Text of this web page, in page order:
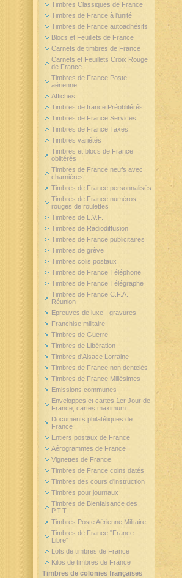
Timbres Classiques de France
Timbres de France à l'unité
Timbres de France autoadhésifs
Blocs et Feuillets de France
Carnets de timbres de France
Carnets et Feuillets Croix Rouge
de France
Timbres de France Poste
aérienne
Affiches
Timbres de france Préoblitérés
Timbres de France Services
Timbres de France Taxes
Timbres variétés
Timbres et blocs de France
oblitérés
Timbres de France neufs avec
charnières
Timbres de France personnalisés
Timbres de France numéros
rouges de roulettes
Timbres de L.V.F.
Timbres de Radiodiffusion
Timbres de France publicitaires
Timbres de grève
Timbres colis postaux
Timbres de France Téléphone
Timbres de France Télégraphe
Timbres de France C.F.A.
Réunion
Epreuves de luxe - gravures
Franchise militaire
Timbres de Guerre
Timbres de Libération
Timbres d'Alsace Lorraine
Timbres de France non dentelés
Timbres de France Millésimes
Emissions communes
Enveloppes et cartes 1er Jour de
France, cartes maximum
Documents philatéliques de
France
Entiers postaux de France
Aérogrammes de France
Vignettes de France
Timbres de France coins datés
Timbres des cours d'instruction
Timbres pour journaux
Timbres de Bienfaisance des
P.T.T.
Timbres Poste Aérienne Militaire
Timbres de France "France
Libre"
Lots de timbres de France
Kilos de timbres de France
Timbres de colonies françaises